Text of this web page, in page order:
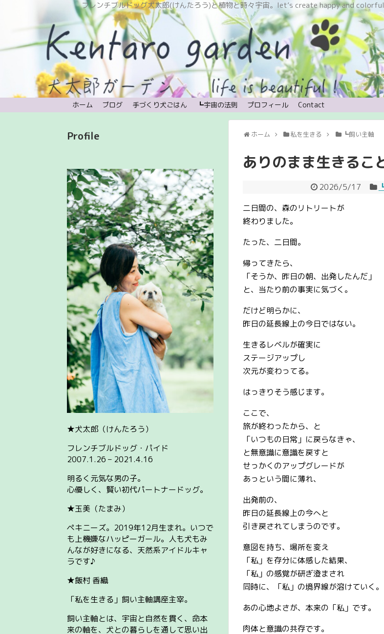
フレンチブルドッグ犬太郎(けんたろう)と植物と時々宇宙。let’s create happy and
ホーム ブログ 手づくり犬ごはん ┗宇宙の法則 プロフィール Contact
ホーム 私を生きる ┗飼い主軸
ありのまま生きるこ
2026/5/17
二日間の、森のリトリートが
終わりました。
たった、二日間。
帰ってきたら、
「そうか、昨日の朝、出発したんだ」
と、当たり前の事実に気づく。
だけど明らかに、
昨日の延長線上の今日ではない。
生きるレベルが確実に
ステージアップし
次元が変わってる。
はっきりそう感じます。
ここで、
旅が終わったから、と
「いつもの日常」に戻らなきゃ、
と無意識に意識を戻すと
せっかくのアップグレードが
あっという間に薄れ、
出発前の、
昨日の延長線上の今へと
引き戻されてしまうのです。
意図を持ち、場所を変え
「私」を存分に体感した結果、
「私」の感覚が研ぎ澄まされ
同時に、「私」の境界線が溶けていく。
あの心地よさが、本来の「私」です。
肉体と意識の共存です。
Profile
★犬太郎（けんたろう）
フレンチブルドッグ・パイド
2007.1.26 – 2021.4.16
明るく元気な男の子。
心優しく、賢い初代パートナードッグ。
★玉美（たまみ）
ペキニーズ。2019年12月生まれ。いつで
も上機嫌なハッピーガール。人も犬もみ
んなが好きになる、天然系アイドルキャ
ラです♪
★飯村 香織
「私を生きる」飼い主軸講座主宰。
飼い主軸とは、宇宙と自然を貫く、命本
来の軸を、犬との暮らしを通して思い出